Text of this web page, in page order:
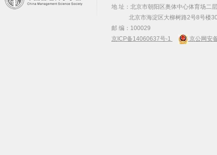
地 址：北京市朝阳区奥体中心体育场二
北京市海淀区大柳树路2号8号楼
邮 编：100029
京ICP备14060637号-1
京公网安